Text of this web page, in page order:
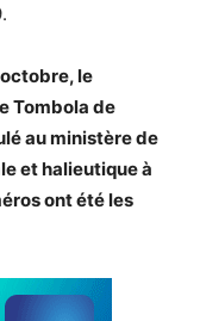
le
Tombola de
au ministère de
et halieutique à
ont été les